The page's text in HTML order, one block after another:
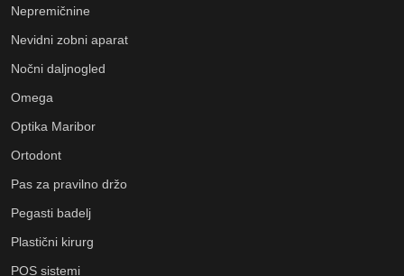
Nepremičnine
Nevidni zobni aparat
Nočni daljnogled
Omega
Optika Maribor
Ortodont
Pas za pravilno držo
Pegasti badelj
Plastični kirurg
POS sistemi